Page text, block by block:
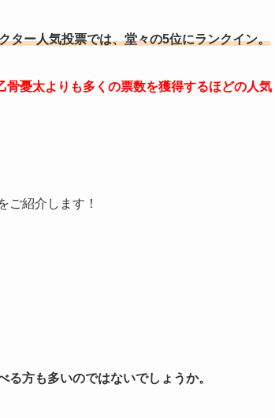
ター人気投票では、堂々の5位にランクイン。
骨憂太よりも多くの票数を獲得するほどの人気
ご紹介します！
る方も多いのではないでしょうか。